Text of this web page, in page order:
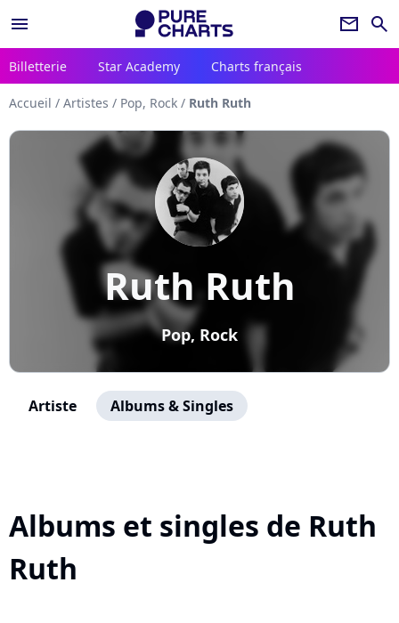
menu newsletter search
Billetterie Star Academy Charts français
Accueil / Artistes / Pop, Rock / Ruth Ruth
Ruth Ruth
Pop, Rock
Artiste Albums & Singles
Albums et singles de Ruth
Ruth